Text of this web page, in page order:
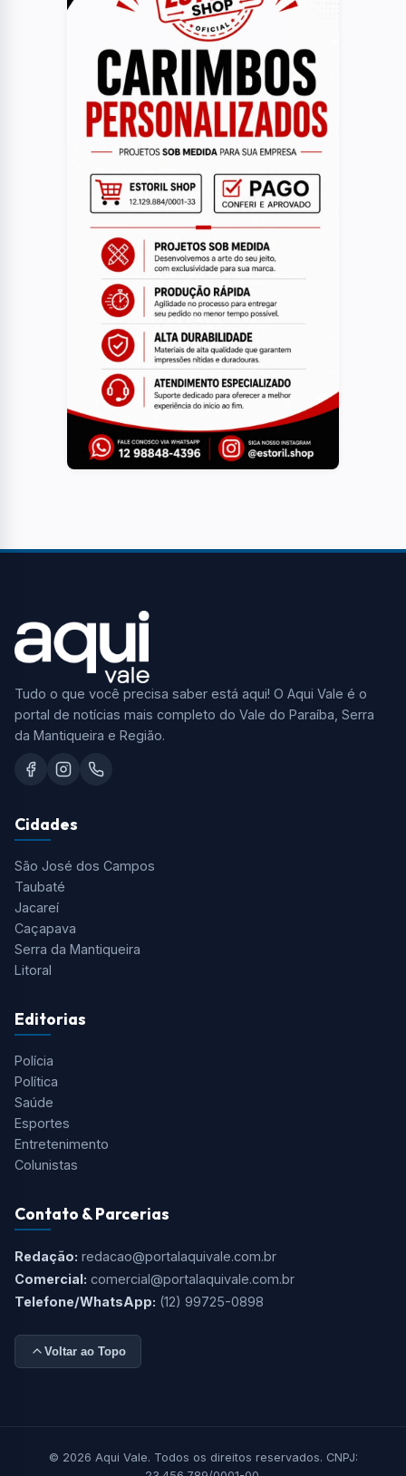
Tudo o que você precisa saber está aqui! O Aqui Vale é o
portal de notícias mais completo do Vale do Paraíba, Serra
da Mantiqueira e Região.
Cidades
São José dos Campos
Taubaté
Jacareí
Caçapava
Serra da Mantiqueira
Litoral
Editorias
Polícia
Política
Saúde
Esportes
Entretenimento
Colunistas
Contato & Parcerias
Redação: redacao@portalaquivale.com.br
Comercial: comercial@portalaquivale.com.br
Telefone/WhatsApp: (12) 99725-0898
Voltar ao Topo
© 2026 Aqui Vale. Todos os direitos reservados. CNPJ: